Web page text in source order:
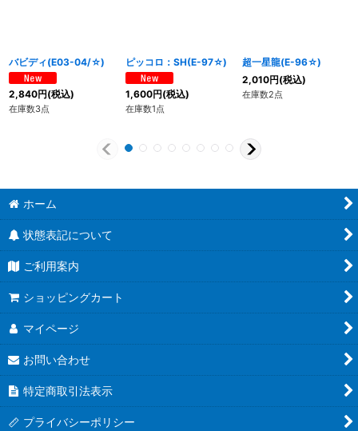
バビディ(E03-04/☆)
2,840円(税込)
在庫数3点
ピッコロ：SH(E-97☆)
1,600円(税込)
在庫数1点
超一星龍(E-96☆)
2,010円(税込)
在庫数2点
ホーム
状態表記について
ご利用案内
ショッピングカート
マイページ
お問い合わせ
特定商取引法表示
プライバシーポリシー